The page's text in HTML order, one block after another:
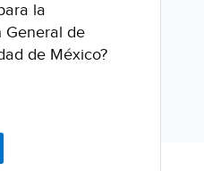
la
General de
de México?